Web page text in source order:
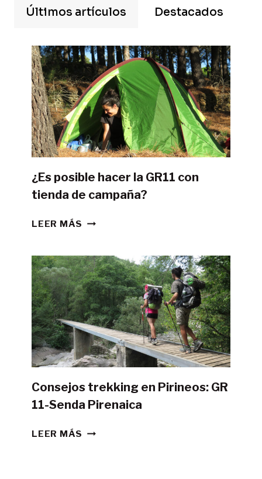
Últimos artículos Destacados
¿Es posible hacer la GR11 con
tienda de campaña?
LEER MÁS ¿ES
LA
GR11
CON
TIENDA
DE
CAMPAÑA?
Consejos trekking en Pirineos: GR
11-Senda Pirenaica
LEER MÁS CONSEJOS